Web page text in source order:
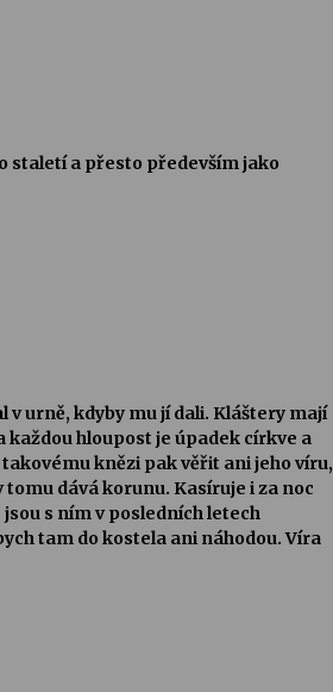
staletí a přesto především jako
v urně, kdyby mu jí dali. Kláštery mají
hloupost je úpadek církve a
knězi pak věřit ani jeho víru,
dává korunu. Kasíruje i za noc
s ním v posledních letech
tam do kostela ani náhodou. Víra